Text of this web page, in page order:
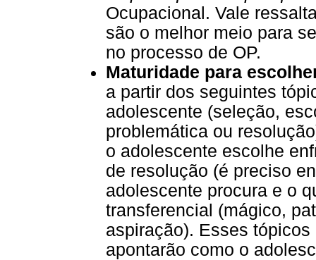
Ocupacional. Vale
são o melhor meio para
no processo de OP.
Maturidade para
a partir dos seguintes
adolescente (seleção,
problemática ou
o adolescente escolhe
de resolução (é preciso
adolescente procura e o
transferencial (mágico,
aspiração). Esses
apontarão como o